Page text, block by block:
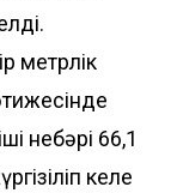
метрлік
небәрі 66,1
келе